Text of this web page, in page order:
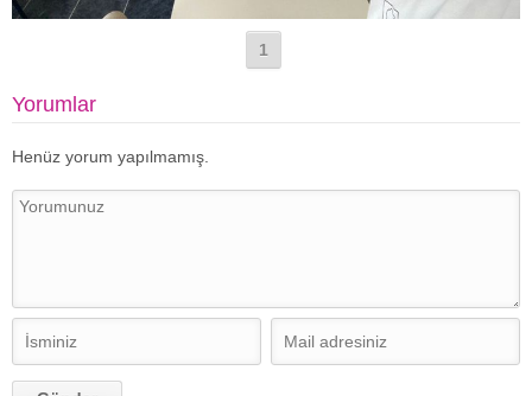
1
Yorumlar
Henüz yorum yapılmamış.